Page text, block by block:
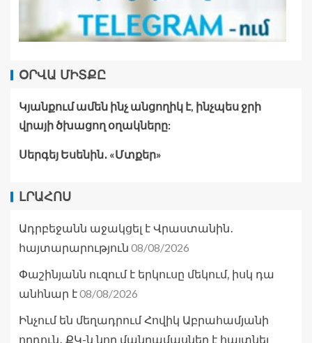
ՕՐՎԱ ՄԻՏՔԸ
Կյանքում ամեն ինչ անցողիկ է, ինչպես ջրի
վրայի ծխացող օղակները:
Սերգեյ Եսենին․ «Մտքեր»
ԼՐԱՀՈՍ
Ադրբեջանն աջակցել է Վրաստանին․
հայտարարություն 08/08/2026
Փաշինյանն ուզում է երկուսը մեկում, իսկ դա
անհնար է08/08/2026
Ինչում են մեղադրում Հովիկ Աբրահամյանի
որդուն․ ՔԿ-ն նոր մանրամասներ է հայտնել